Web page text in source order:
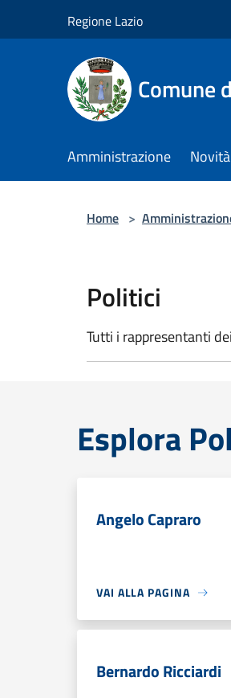
Regione Lazio
Comune
Amministrazione Novità
Home >
Politici
Tutti i rappresentanti
Esplora
Angelo Capraro
VAI ALLA PAGINA
Bernardo Ricciardi